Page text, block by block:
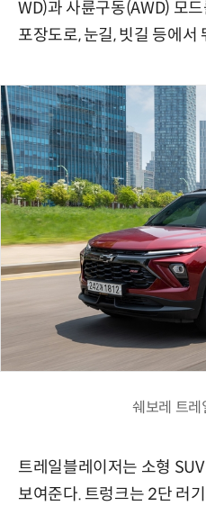
WD)과 사륜구동(AWD) 모
포장도로, 눈길, 빗길 등에
쉐보레 트레
트레일블레이저는 소형
보여준다. 트렁크는 2단 러